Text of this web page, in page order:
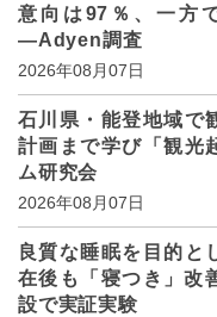
意向は97％、一方
―Adyen調査
2026年08月07日
石川県・能登地域で
計画まで学び「観
ム研究会
2026年08月07日
良質な睡眠を目的と
在後も「寝つき」改
設で実証実験